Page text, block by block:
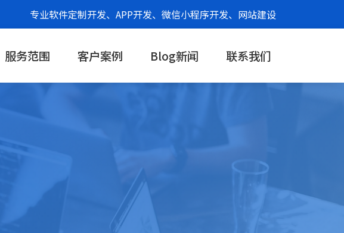
专业软件定制开发、APP开发、微信小程序开发、网站建设
服务范围 客户案例 Blog新闻 联系我们